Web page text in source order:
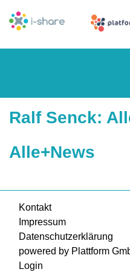
Ralf Senck:
Alle+News
Kontakt
Impressum
Datenschutzerklärung
powered by Plattform
Login